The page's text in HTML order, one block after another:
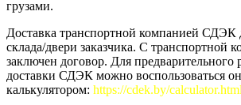
грузами.
Доставка транспортной компанией СДЭК
склада/двери заказчика. С транспортной
заключен договор. Для предварительного
доставки СДЭК можно воспользоваться
калькулятором: https://cdek.by/calculator.html